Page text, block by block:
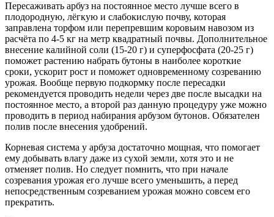
Пересаживать арбуз на постоянное место лучше всего в
плодородную, лёгкую и слабокислую почву, которая
заправлена торфом или перепревшим коровьим навозом из
расчёта по 4-5 кг на метр квадратный почвы. Дополнительное
внесение калийной соли (15-20 г) и суперфосфата (20-25 г)
поможет растению набрать бутоны в наиболее короткие
сроки, ускорит рост и поможет одновременному созреванию
урожая. Вообще первую подкормку после пересадки
рекомендуется проводить недели через две после высадки на
постоянное место, а второй раз данную процедуру уже можно
проводить в период набирания арбузом бутонов. Обязателен
полив после внесения удобрений.
Корневая система у арбуза достаточно мощная, что помогает
ему добывать влагу даже из сухой земли, хотя это и не
отменяет полив. Но следует помнить, что при начале
созревания урожая его лучше всего уменьшить, а перед
непосредственным созреванием урожая можно совсем его
прекратить.